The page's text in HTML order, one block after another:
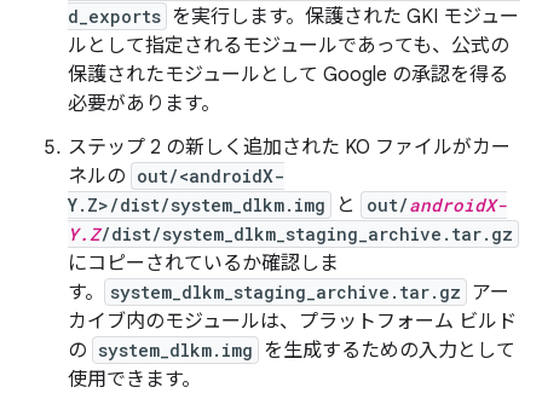
d_exports を実行します。保護された GKI モジュー
ルとして指定されるモジュールであっても、公式の
保護されたモジュールとして Google の承認を得る
必要があります。
ステップ 2 の新しく追加された KO ファイルがカー
ネルの out/<androidX-
Y.Z>/dist/system_dlkm.img
と out/androidX-
Y.Z/dist/system_dlkm_staging_archive.tar.gz
にコピーされているか確認しま
す。
system_dlkm_staging_archive.tar.gz アー
カイブ内のモジュールは、プラットフォーム ビルド
の system_dlkm.img を生成するための入力として
使用できます。